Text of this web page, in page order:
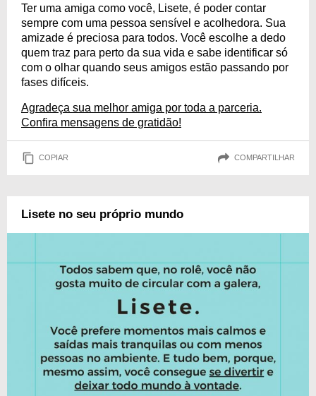
Ter uma amiga como você, Lisete, é poder contar
sempre com uma pessoa sensível e acolhedora. Sua
amizade é preciosa para todos. Você escolhe a dedo
quem traz para perto da sua vida e sabe identificar só
com o olhar quando seus amigos estão passando por
fases difíceis.
Agradeça sua melhor amiga por toda a parceria.
Confira mensagens de gratidão!
COPIAR COMPARTILHAR
Lisete no seu próprio mundo